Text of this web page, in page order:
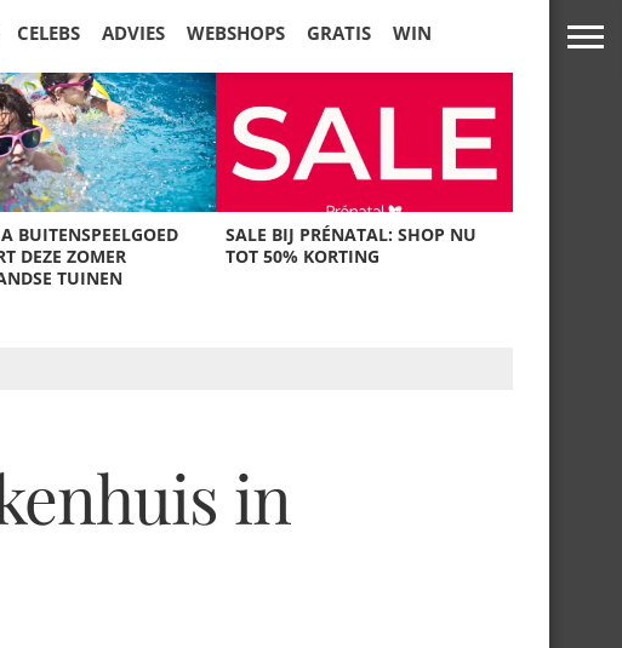
CELEBS ADVIES WEBSHOPS GRATIS WIN
BUITENSPEELGOED
DEZE ZOMER
TUINEN
SALE BIJ PRÉNATAL: SHOP NU
TOT 50% KORTING
in